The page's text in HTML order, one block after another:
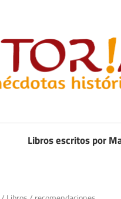
Libros escritos por